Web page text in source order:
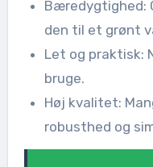
Bæredygtighed:
den til et grønt
Let og praktisk:
bruge.
Høj kvalitet:
robusthed og